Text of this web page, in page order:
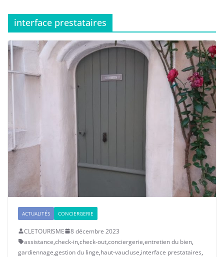
interface prestataires
ACTUALITÉS CONCIERGERIE
CLETOURISME
8 décembre 2023
assistance,check-in,check-out,conciergerie,entretien du bien,
gardiennage,gestion du linge,haut-vaucluse,interface prestataires,